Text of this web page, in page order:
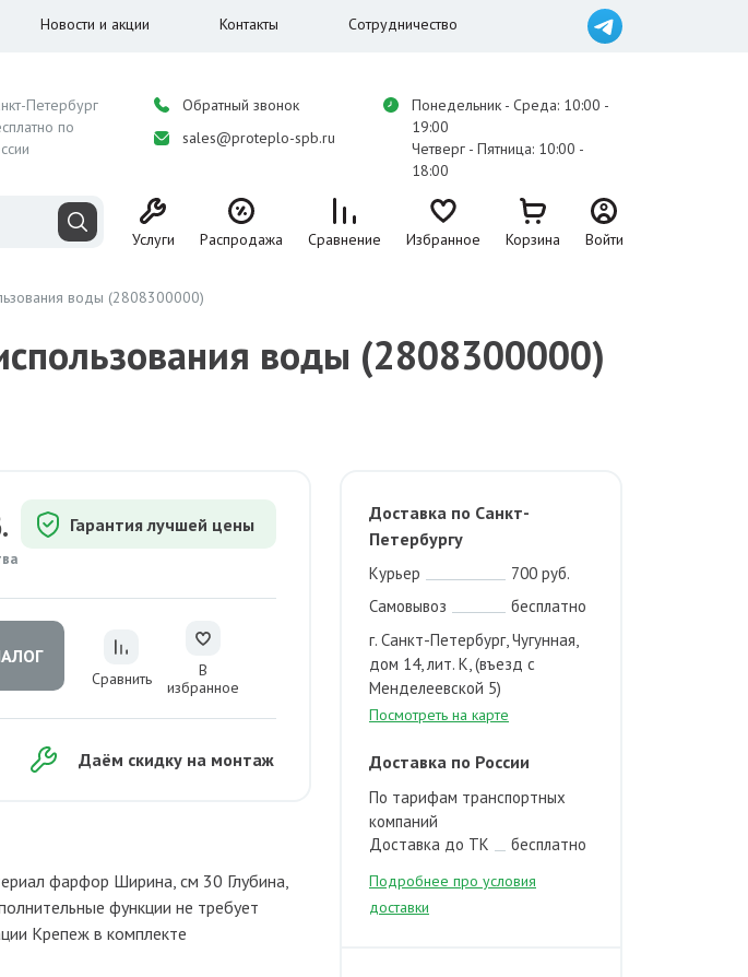
Новости и акции Контакты Сотрудничество
Петербург
по
Обратный звонок
sales@proteplo-spb.ru
Понедельник - Среда: 10:00 -
19:00
Четверг - Пятница: 10:00 -
18:00
Услуги Распродажа Сравнение Избранное Корзина Войти
воды (2808300000)
воды (2808300000)
Гарантия лучшей цены
Сравнить
В
избранное
Даём скидку на монтаж
фарфор Ширина, см 30 Глубина,
функции не требует
Крепеж в комплекте
Доставка по Санкт-
Петербургу
Курьер
700 руб.
Самовывоз
бесплатно
г. Санкт-Петербург, Чугунная,
дом 14, лит. К, (въезд с
Менделеевской 5)
Посмотреть на карте
Доставка по России
По тарифам транспортных
компаний
Доставка до ТК
бесплатно
Подробнее про условия
доставки